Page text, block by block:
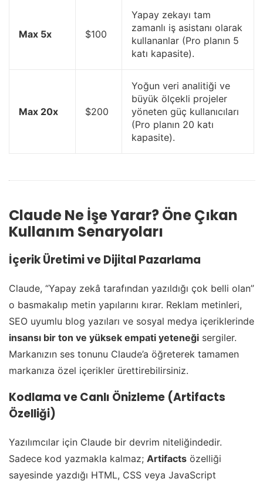
Max 5x $100
Yapay zekayı tam
zamanlı iş asistanı olarak
kullananlar (Pro planın 5
katı kapasite).
Max 20x $200
Yoğun veri analitiği ve
büyük ölçekli projeler
yöneten güç kullanıcıları
(Pro planın 20 katı
kapasite).
Claude Ne İşe Yarar? Öne Çıkan
Kullanım Senaryoları
İçerik Üretimi ve Dijital Pazarlama
Claude, “Yapay zekâ tarafından yazıldığı çok belli olan”
o basmakalıp metin yapılarını kırar. Reklam metinleri,
SEO uyumlu blog yazıları ve sosyal medya içeriklerinde
insansı bir ton ve yüksek empati yeteneği sergiler.
Markanızın ses tonunu Claude’a öğreterek tamamen
markanıza özel içerikler ürettirebilirsiniz.
Kodlama ve Canlı Önizleme (Artifacts
Özelliği)
Yazılımcılar için Claude bir devrim niteliğindedir.
Sadece kod yazmakla kalmaz; Artifacts özelliği
sayesinde yazdığı HTML, CSS veya JavaScript